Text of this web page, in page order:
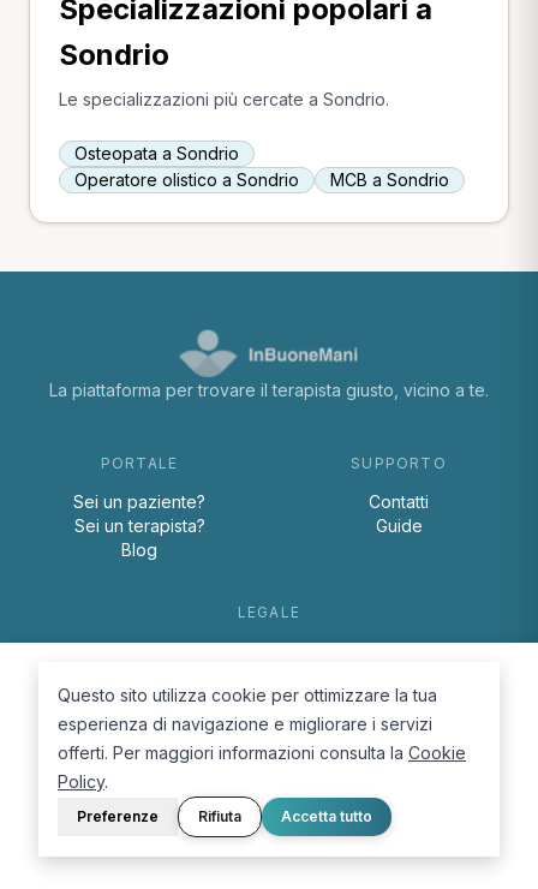
Specializzazioni popolari a
Sondrio
Le specializzazioni più cercate a Sondrio.
Osteopata a Sondrio
Operatore olistico a Sondrio
MCB a Sondrio
La piattaforma per trovare il terapista giusto, vicino a te.
PORTALE
Sei un paziente?
Sei un terapista?
Blog
SUPPORTO
Contatti
Guide
LEGALE
Cookie Policy
© 2026 D.Lab S.r.l. — InBuoneMani
Questo sito utilizza cookie per ottimizzare la tua
esperienza di navigazione e migliorare i servizi
offerti. Per maggiori informazioni consulta la Cookie
Policy.
Preferenze Rifiuta Accetta tutto